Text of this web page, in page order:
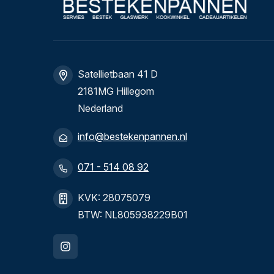
Satellietbaan 41 D
2181MG Hillegom
Nederland
info@bestekenpannen.nl
071 - 514 08 92
KVK: 28075079
BTW: NL805938229B01